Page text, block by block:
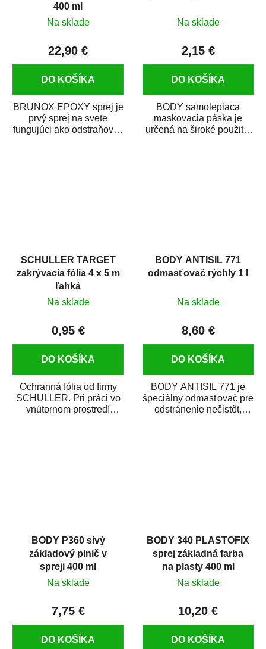
400 ml
Na sklade
22,90 €
DO KOŠÍKA
BRUNOX EPOXY sprej je
prvý sprej na svete
fungujúci ako odstraňovač
Na sklade
2,15 €
DO KOŠÍKA
BODY samolepiaca
maskovacia páska je
určená na široké použitie
SCHULLER TARGET
zakrývacia fólia 4 x 5 m
ľahká
Na sklade
0,95 €
DO KOŠÍKA
Ochranná fólia od firmy
SCHULLER. Pri práci vo
vnútornom prostredí
BODY ANTISIL 771
odmasťovač rýchly 1 l
Na sklade
8,60 €
DO KOŠÍKA
BODY ANTISIL 771 je
špeciálny odmasťovač pre
odstránenie nečistôt,
BODY P360 sivý
základový plnič v
spreji 400 ml
Na sklade
7,75 €
DO KOŠÍKA
BODY 340 PLASTOFIX
sprej základná farba
na plasty 400 ml
Na sklade
10,20 €
DO KOŠÍKA